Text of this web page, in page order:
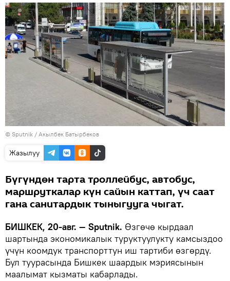
© Sputnik / Акылбек Батырбеков
Жазылуу
Бүгүндөн тарта троллейбус, автобус,
маршруткалар күн сайын каттап, үч саат
гана санитардык тыныгууга чыгат.
БИШКЕК, 20-авг. — Sputnik. Өзгөчө кырдаал
шартында экономикалык туруктуулукту камсыздоо
үчүн коомдук транспорттун иш тартиби өзгөрдү.
Бул туурасында Бишкек шаардык мэриясынын
маалымат кызматы кабарлады.